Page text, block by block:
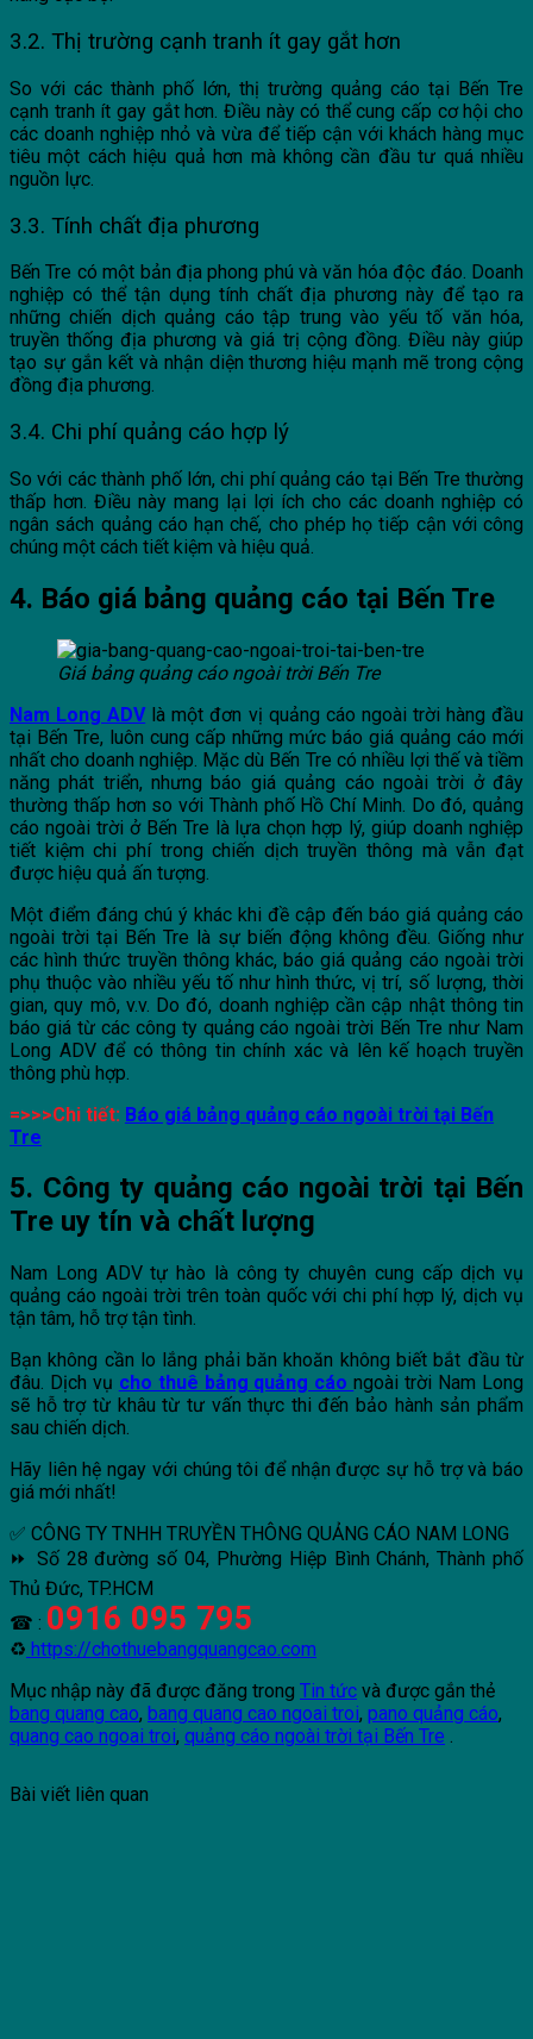
3.2. Thị trường cạnh tranh ít gay gắt hơn
So với các thành phố lớn, thị trường quảng cáo tại Bến Tre
cạnh tranh ít gay gắt hơn. Điều này có thể cung cấp cơ hội cho
các doanh nghiệp nhỏ và vừa để tiếp cận với khách hàng mục
tiêu một cách hiệu quả hơn mà không cần đầu tư quá nhiều
nguồn lực.
3.3. Tính chất địa phương
Bến Tre có một bản địa phong phú và văn hóa độc đáo. Doanh
nghiệp có thể tận dụng tính chất địa phương này để tạo ra
những chiến dịch quảng cáo tập trung vào yếu tố văn hóa,
truyền thống địa phương và giá trị cộng đồng. Điều này giúp
tạo sự gắn kết và nhận diện thương hiệu mạnh mẽ trong cộng
đồng địa phương.
3.4. Chi phí quảng cáo hợp lý
So với các thành phố lớn, chi phí quảng cáo tại Bến Tre thường
thấp hơn. Điều này mang lại lợi ích cho các doanh nghiệp có
ngân sách quảng cáo hạn chế, cho phép họ tiếp cận với công
chúng một cách tiết kiệm và hiệu quả.
4. Báo giá bảng quảng cáo tại Bến Tre
Giá bảng quảng cáo ngoài trời Bến Tre
Nam Long ADVlà một đơn vị quảng cáo ngoài trời hàng đầu
tại Bến Tre, luôn cung cấp những mức báo giá quảng cáo mới
nhất cho doanh nghiệp. Mặc dù Bến Tre có nhiều lợi thế và tiềm
năng phát triển, nhưng báo giá quảng cáo ngoài trời ở đây
thường thấp hơn so với Thành phố Hồ Chí Minh. Do đó, quảng
cáo ngoài trời ở Bến Tre là lựa chọn hợp lý, giúp doanh nghiệp
tiết kiệm chi phí trong chiến dịch truyền thông mà vẫn đạt
được hiệu quả ấn tượng.
Một điểm đáng chú ý khác khi đề cập đến báo giá quảng cáo
ngoài trời tại Bến Tre là sự biến động không đều. Giống như
các hình thức truyền thông khác, báo giá quảng cáo ngoài trời
phụ thuộc vào nhiều yếu tố như hình thức, vị trí, số lượng, thời
gian, quy mô, v.v. Do đó, doanh nghiệp cần cập nhật thông tin
báo giá từ các công ty quảng cáo ngoài trời Bến Tre như Nam
Long ADV để có thông tin chính xác và lên kế hoạch truyền
thông phù hợp.
=>>>Chi tiết: Báo giá bảng quảng cáo ngoài trời tại Bến
Tre
5. Công ty quảng cáo ngoài trời tại Bến
Tre uy tín và chất lượng
Nam Long ADV tự hào là công ty chuyên cung cấp dịch vụ
quảng cáo ngoài trời trên toàn quốc với chi phí hợp lý, dịch vụ
tận tâm, hỗ trợ tận tình.
Bạn không cần lo lắng phải băn khoăn không biết bắt đầu từ
đâu. Dịch vụ cho thuê bảng quảng cáongoài trời Nam Long
sẽ hỗ trợ từ khâu từ tư vấn thực thi đến bảo hành sản phẩm
sau chiến dịch.
Hãy liên hệ ngay với chúng tôi để nhận được sự hỗ trợ và báo
giá mới nhất!
✅ CÔNG TY TNHH TRUYỀN THÔNG QUẢNG CÁO NAM LONG
⏩ Số 28 đường số 04, Phường Hiệp Bình Chánh, Thành phố
Thủ Đức, TP.HCM
☎ : 0916 095 795
♻ https://chothuebangquangcao.com
Mục nhập này đã được đăng trong Tin tức và được gắn thẻ
bang quang cao, bang quang cao ngoai troi, pano quảng cáo,
quang cao ngoai troi, quảng cáo ngoài trời tại Bến Tre .
Bài viết liên quan